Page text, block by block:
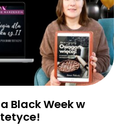
Black Week w